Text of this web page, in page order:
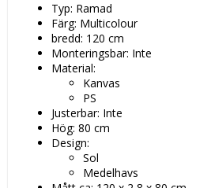
Typ: Ramad
Färg: Multicolour
bredd: 120 cm
Monteringsbar: Inte
Material:
Kanvas
PS
Justerbar: Inte
Hög: 80 cm
Design:
Sol
Medelhavs